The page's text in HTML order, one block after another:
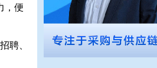
，便
聘、